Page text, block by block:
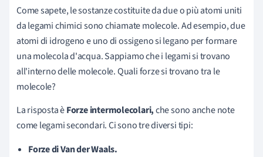
Come sapete, le sostanze costituite da due o più atomi uniti
da legami chimici sono chiamate molecole. Ad esempio, due
atomi di idrogeno e uno di ossigeno si legano per formare
una molecola d'acqua. Sappiamo che i legami si trovano
all'interno delle molecole. Quali forze si trovano tra le
molecole?
La risposta èForze intermolecolari,che sono anche note
come legami secondari. Ci sono tre diversi tipi:
Forze di Van der Waals.